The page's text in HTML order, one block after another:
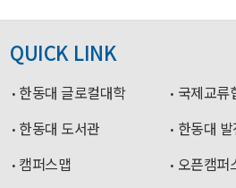
QUICK LINK
한동대 글로컬대학 국제교류
한동대 도서관
한동대
캠퍼스맵
오픈캠퍼